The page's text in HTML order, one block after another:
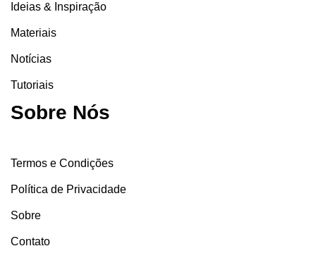
Ideias & Inspiração
Materiais
Notícias
Tutoriais
Sobre Nós
Termos e Condições
Política de Privacidade
Sobre
Contato